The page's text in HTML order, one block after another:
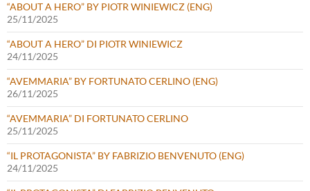
“ABOUT A HERO” BY PIOTR WINIEWICZ (ENG)
25/11/2025
“ABOUT A HERO” DI PIOTR WINIEWICZ
24/11/2025
“AVEMMARIA” BY FORTUNATO CERLINO (ENG)
26/11/2025
“AVEMMARIA” DI FORTUNATO CERLINO
25/11/2025
“IL PROTAGONISTA” BY FABRIZIO BENVENUTO (ENG)
24/11/2025